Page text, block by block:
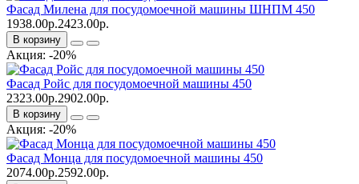
Фасад Милена для посудомоечной машины ШНПМ 450
1938.00р.2423.00р.
В корзину
Акция: -20%
Фасад Ройс для посудомоечной машины 450
2323.00р.2902.00р.
В корзину
Акция: -20%
Фасад Монца для посудомоечной машины 450
2074.00р.2592.00р.